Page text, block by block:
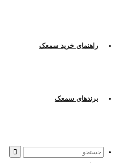
راهنمای خرید سمعک
برندهای سمعک
Search